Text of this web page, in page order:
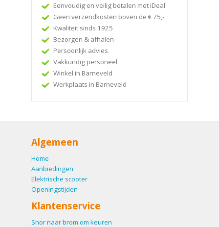
Eenvoudig en veilig betalen met iDeal
Geen verzendkosten boven de € 75,-
Kwaliteit sinds 1925
Bezorgen & afhalen
Persoonlijk advies
Vakkundig personeel
Winkel in Barneveld
Werkplaats in Barneveld
Algemeen
Home
Aanbiedingen
Elektrische scooter
Openingstijden
Klantenservice
Snor naar brom om keuren